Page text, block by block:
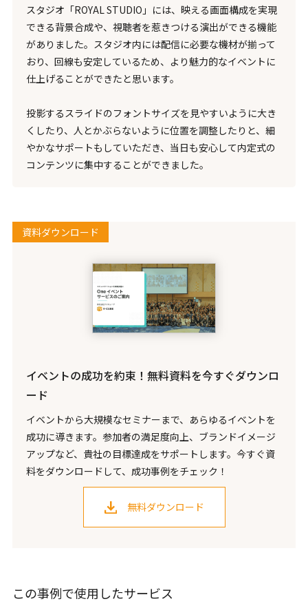
スタジオ「ROYAL STUDIO」には、映える画面構成を実現
できる背景合成や、視聴者を惹きつける演出ができる機能
がありました。スタジオ内には配信に必要な機材が揃って
おり、回線も安定しているため、より魅力的なイベントに
仕上げることができたと思います。
投影するスライドのフォントサイズを見やすいように大き
くしたり、人とかぶらないように位置を調整したりと、細
やかなサポートもしていただき、当日も安心して内定式の
コンテンツに集中することができました。
資料ダウンロード
イベントの成功を約束！無料資料を今すぐダウンロ
ード
イベントから大規模なセミナーまで、あらゆるイベントを
成功に導きます。参加者の満足度向上、ブランドイメージ
アップなど、貴社の目標達成をサポートします。今すぐ資
料をダウンロードして、成功事例をチェック！
無料ダウンロード
この事例で使用したサービス